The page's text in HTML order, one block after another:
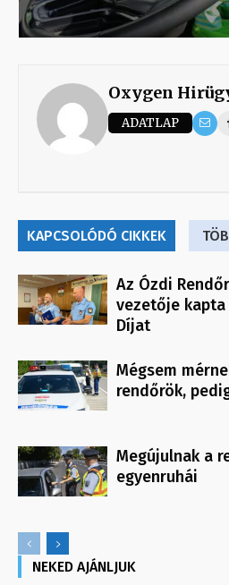
Oxygen
ADATLAP
KAPCSOLÓDÓ CIKKEK
Az Ózdi
vezetője kapta
Díjat
Mégsem
rendőrök,
Megújulnak a
egyenruhái
NEKED AJÁNLJUK